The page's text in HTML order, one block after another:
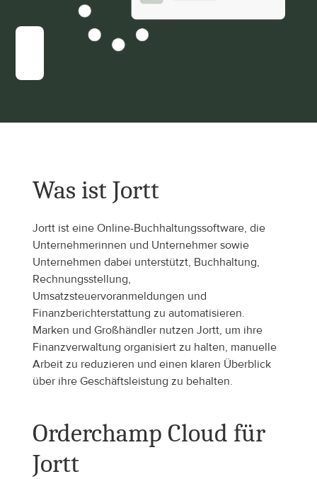
Was ist Jortt
Jortt ist eine Online-Buchhaltungssoftware, die
Unternehmerinnen und Unternehmer sowie
Unternehmen dabei unterstützt, Buchhaltung,
Rechnungsstellung,
Umsatzsteuervoranmeldungen und
Finanzberichterstattung zu automatisieren.
Marken und Großhändler nutzen Jortt, um ihre
Finanzverwaltung organisiert zu halten, manuelle
Arbeit zu reduzieren und einen klaren Überblick
über ihre Geschäftsleistung zu behalten.
Orderchamp Cloud für
Jortt